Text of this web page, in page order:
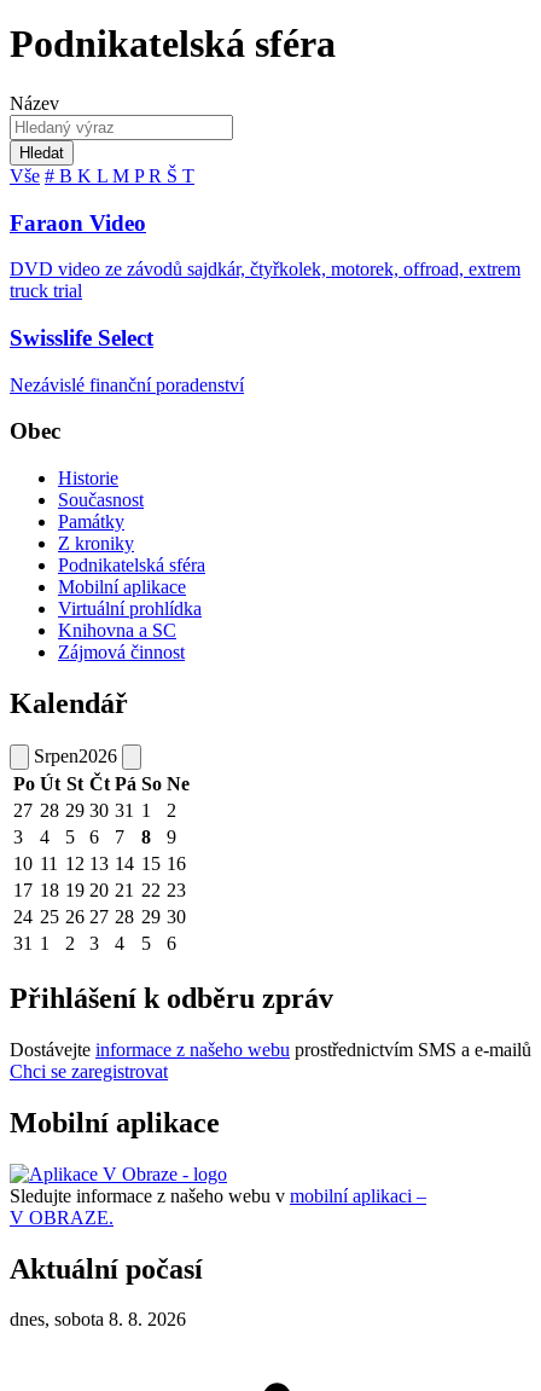
Podnikatelská sféra
Název
Hledat
Vše # B K L M PR Š T
Faraon Video
DVD video ze závodů sajdkár, čtyřkolek, motorek, offroad, extrem
truck trial
Swisslife Select
Nezávislé finanční poradenství
Obec
Historie
Současnost
Památky
Z kroniky
Podnikatelská sféra
Mobilní aplikace
Virtuální prohlídka
Knihovna a SC
Zájmová činnost
Kalendář
Srpen2026
Po Út St Čt Pá So Ne
27 28 29 30 31 1
2
3
4 5 6 7 8
9
10 11 12 13 14 15 16
17 18 19 20 21 22 23
24 25 26 27 28 29 30
31 1 2 3 4 5 6
Přihlášení k odběru zpráv
Dostávejte informace z našeho webu prostřednictvím SMS a e-mailů
Chci se zaregistrovat
Mobilní aplikace
Sledujte informace z našeho webu v mobilní aplikaci –
V OBRAZE.
Aktuální počasí
dnes, sobota 8. 8. 2026